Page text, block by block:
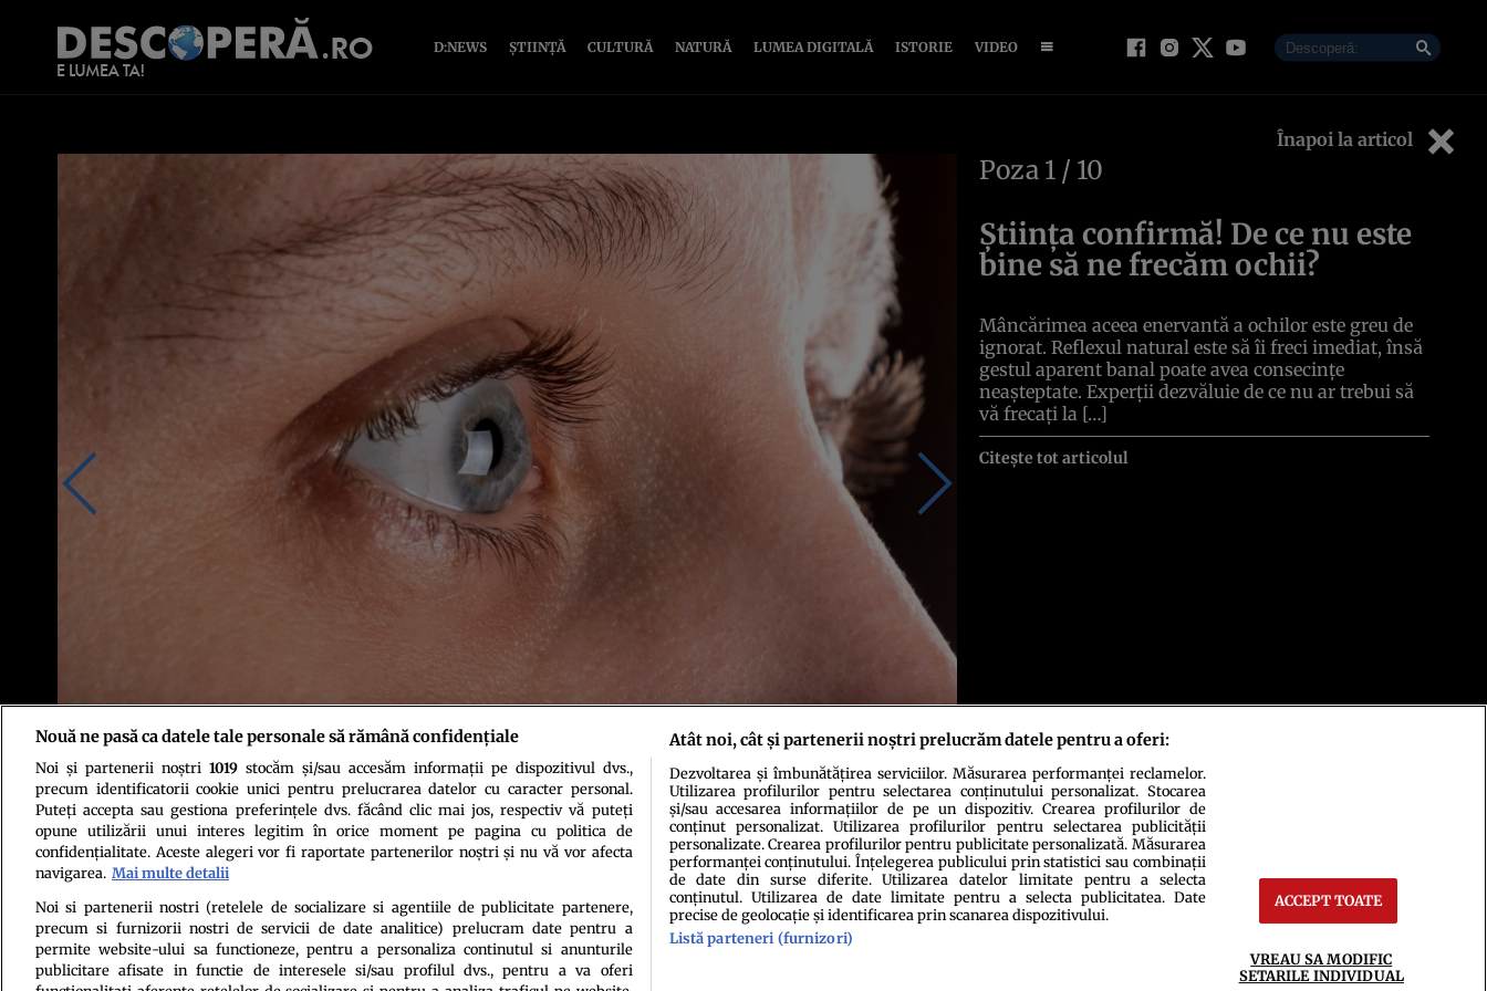
D:NEWS ȘTIINȚĂ CULTURĂ NATURĂ LUMEA DIGITALĂ ISTORIE VIDEO
Înapoi la articol
Foto: Shutterstock
Poza 1 / 10
Știința confirmă! De ce nu este
bine să ne frecăm ochii?
Mâncărimea aceea enervantă a ochilor este greu de
ignorat. Reflexul natural este să îi freci imediat, însă
gestul aparent banal poate avea consecințe
neașteptate. Experții dezvăluie de ce nu ar trebui să
vă frecați la […]
Citește tot articolul
Politica de confidenţialitatePolitica de cookiesTermeni şi condiţiiEchipa redacțională
Nouă ne pasă ca datele tale personale să rămână confidențiale
Noi și partenerii noștri 1019stocăm și/sau accesăm informații pe dispozitivul dvs.,
precum identificatorii cookie unici pentru prelucrarea datelor cu caracter personal.
Puteți accepta sau gestiona preferințele dvs. făcând clic mai jos, respectiv vă puteți
opune utilizării unui interes legitim în orice moment pe pagina cu politica de
confidențialitate. Aceste alegeri vor fi raportate partenerilor noștri și nu vă vor afecta
navigarea. Mai multe detalii
Noi si partenerii nostri (retelele de socializare si agentiile de publicitate partenere,
precum si furnizorii nostri de servicii de date analitice) prelucram date pentru a
permite website-ului sa functioneze, pentru a personaliza continutul si anunturile
publicitare afisate in functie de interesele si/sau profilul dvs., pentru a va oferi
Atât noi, cât și partenerii noștri prelucrăm datele pentru a oferi:
Dezvoltarea și îmbunătățirea serviciilor. Măsurarea performanței reclamelor.
Utilizarea profilurilor pentru selectarea conținutului personalizat. Stocarea
și/sau accesarea informațiilor de pe un dispozitiv. Crearea profilurilor de
conținut personalizat. Utilizarea profilurilor pentru selectarea publicității
personalizate. Crearea profilurilor pentru publicitate personalizată. Măsurarea
performanței conținutului. Înțelegerea publicului prin statistici sau combinații
de date din surse diferite. Utilizarea datelor limitate pentru a selecta
conținutul. Utilizarea de date limitate pentru a selecta publicitatea. Date
precise de geolocație și identificarea prin scanarea dispozitivului.
Listă parteneri (furnizori)
ACCEPT TOATE
VREAU SA MODIFIC
SETARILE INDIVIDUAL